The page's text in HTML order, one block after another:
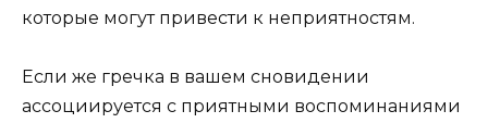
которые могут привести к неприятностям.
Если же гречка в вашем сновидении
ассоциируется с приятными воспоминаниями